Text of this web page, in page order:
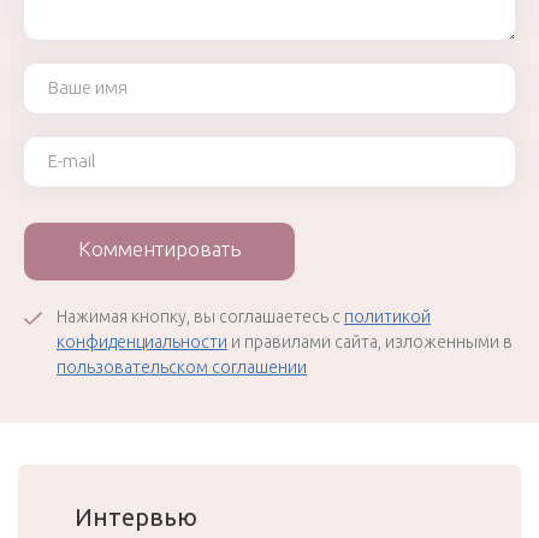
Ваше имя
Ваш e-mail
Комментировать
Нажимая кнопку, вы соглашаетесь с политикой
конфиденциальности и правилами сайта, изложенными в
пользовательском соглашении
Интервью